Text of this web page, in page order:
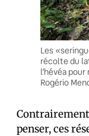
Les
récolte du
l’hévéa
Rogério
penser, ces